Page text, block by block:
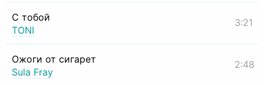
С тобой
TONI
3:21
Ожоги от сигарет
Sula Fray
2:48